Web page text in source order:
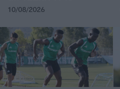
10/08/2026